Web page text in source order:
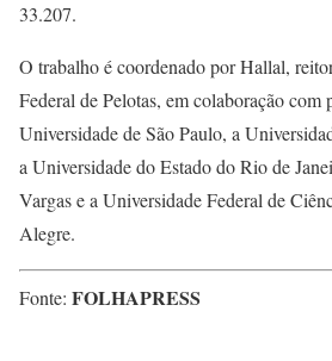
33.207.
O trabalho é coordenado por Hallal,
Federal de Pelotas, em colaboração com
Universidade de São Paulo, a
a Universidade do Estado do Rio de
Vargas e a Universidade Federal de
Alegre.
Fonte: FOLHAPRESS